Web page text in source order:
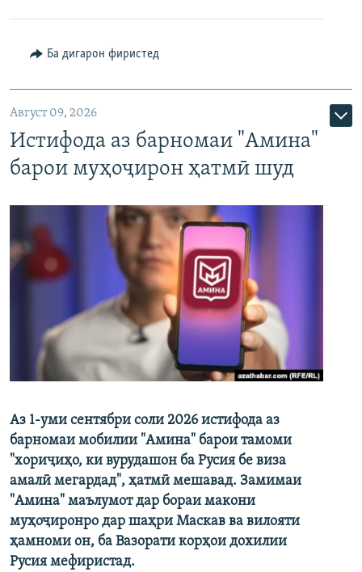
Ба дигарон фиристед
Август 09, 2026
Истифода аз барномаи "Амина"
барои муҳоҷирон ҳатмӣ шуд
Аз 1-уми сентябри соли 2026 истифода аз
барномаи мобилии "Амина" барои тамоми
"хориҷиҳо, ки вурудашон ба Русия бе виза
амалӣ мегардад", ҳатмӣ мешавад. Замимаи
"Амина" маълумот дар бораи макони
муҳоҷиронро дар шаҳри Маскав ва вилояти
ҳамноми он, ба Вазорати корҳои дохилии
Русия мефиристад.